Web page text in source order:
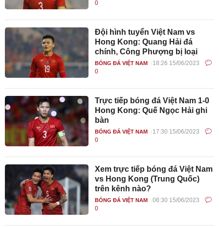
0
Đội hình tuyển Việt Nam vs
Hong Kong: Quang Hải đá
chính, Công Phượng bị loại
BÓNG ĐÁ VIỆT NAM
18:26 15/06/2023
0
Trực tiếp bóng đá Việt Nam 1-0
Hong Kong: Quế Ngọc Hải ghi
bàn
BÓNG ĐÁ VIỆT NAM
17:30 15/06/2023
0
Xem trực tiếp bóng đá Việt Nam
vs Hong Kong (Trung Quốc)
trên kênh nào?
BÓNG ĐÁ VIỆT NAM
08:30 15/06/2023
0